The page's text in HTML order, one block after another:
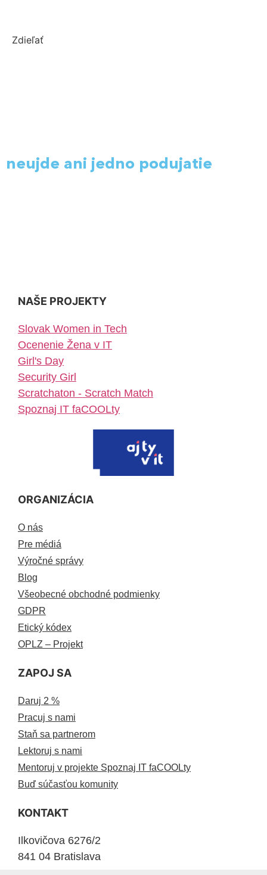
Zdieľať
neujde ani jedno podujatie
NAŠE PROJEKTY
Slovak Women in Tech
Ocenenie Žena v IT
Girl's Day
Security Girl
Scratchaton - Scratch Match
Spoznaj IT faCOOLty
ORGANIZÁCIA
O nás
Pre médiá
Výročné správy
Blog
Všeobecné obchodné podmienky
GDPR
Etický kódex
OPLZ – Projekt
ZAPOJ SA
Daruj 2 %
Pracuj s nami
Staň sa partnerom
Lektoruj s nami
Mentoruj v projekte Spoznaj IT faCOOLty
Buď súčasťou komunity
KONTAKT
Ilkovičova 6276/2
841 04 Bratislava